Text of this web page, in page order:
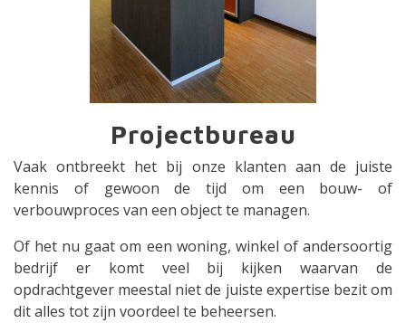
Projectbureau
Vaak ontbreekt het bij onze klanten aan de juiste
kennis of gewoon de tijd om een bouw- of
verbouwproces van een object te managen.
Of het nu gaat om een woning, winkel of andersoortig
bedrijf er komt veel bij kijken waarvan de
opdrachtgever meestal niet de juiste expertise bezit om
dit alles tot zijn voordeel te beheersen.